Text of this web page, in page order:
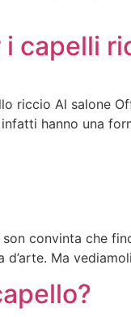
capelli
riccio Al salone
hanno una
convinta che
Ma